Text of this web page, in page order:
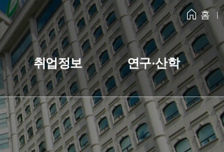
홈
취업정보 연구·산학